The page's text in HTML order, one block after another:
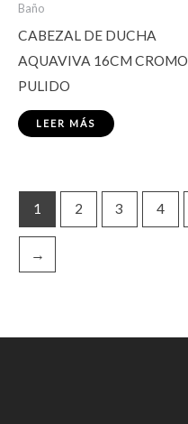
Baño
CABEZAL DE DUCHA
AQUAVIVA 16CM CROMO
PULIDO
LEER MÁS
1 2 3 4
→